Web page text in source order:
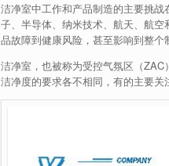
洁净室中工作和产品制造的主要挑
子、半导体、纳米技术、航天、航
品故障到健康风险，甚至影响到整个
洁净室，也被称为受控气氛区（
洁净度的要求各不相同，有的主要关